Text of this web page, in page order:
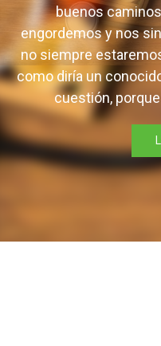
buenos
engordemos y nos
no siempre
como diría un
cuestión,